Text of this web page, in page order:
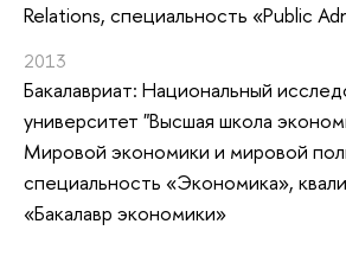
Relations, специальность «Public
2013
Бакалавриат: Национальный
университет "Высшая школа
Мировой экономики и мировой
специальность «Экономика»,
«Бакалавр экономики»